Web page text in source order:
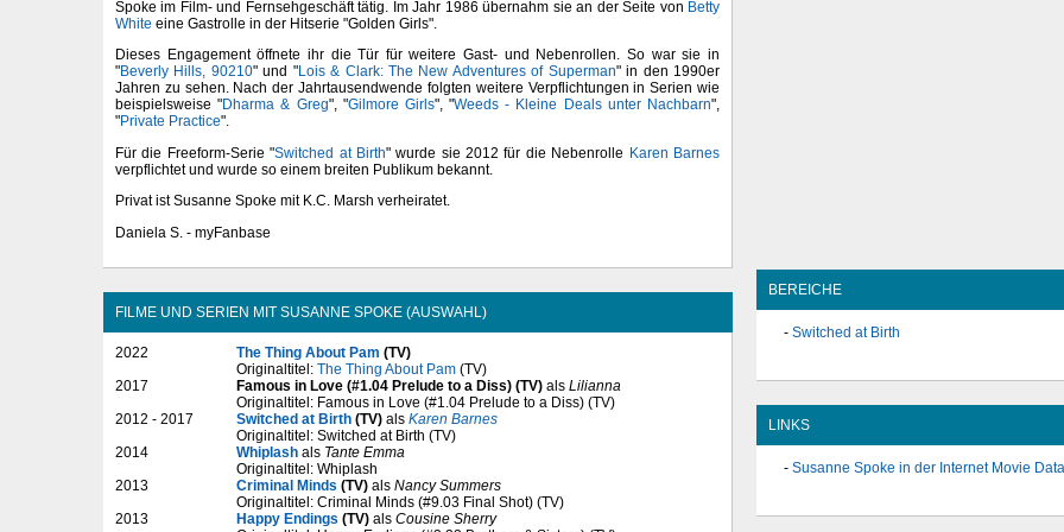
Spoke im Film- und Fernsehgeschäft tätig. Im Jahr 1986 übernahm sie an der Seite von Betty
White eine Gastrolle in der Hitserie "Golden Girls".
Dieses Engagement öffnete ihr die Tür für weitere Gast- und Nebenrollen. So war sie in
"Beverly Hills, 90210" und "Lois & Clark: The New Adventures of Superman" in den 1990er
Jahren zu sehen. Nach der Jahrtausendwende folgten weitere Verpflichtungen in Serien wie
beispielsweise "Dharma & Greg", "Gilmore Girls", "Weeds - Kleine Deals unter Nachbarn",
"Private Practice".
Für die Freeform-Serie "Switched at Birth" wurde sie 2012 für die Nebenrolle Karen Barnes
verpflichtet und wurde so einem breiten Publikum bekannt.
Privat ist Susanne Spoke mit K.C. Marsh verheiratet.
Daniela S. - myFanbase
FILME UND SERIEN MIT SUSANNE SPOKE (AUSWAHL)
2022 The Thing About Pam (TV)
Originaltitel: The Thing About Pam (TV)
2017
Famous in Love (#1.04 Prelude to a Diss) (TV) als Lilianna
Originaltitel: Famous in Love (#1.04 Prelude to a Diss) (TV)
2012 - 2017
Switched at Birth (TV) als Karen Barnes
Originaltitel: Switched at Birth (TV)
2014
Whiplash als Tante Emma
Originaltitel: Whiplash
2013
Criminal Minds (TV) als Nancy Summers
Originaltitel: Criminal Minds (#9.03 Final Shot) (TV)
2013
Happy Endings (TV) als Cousine Sherry
BEREICHE
Switched at Birth
LINKS
Susanne Spoke in der Internet Movie